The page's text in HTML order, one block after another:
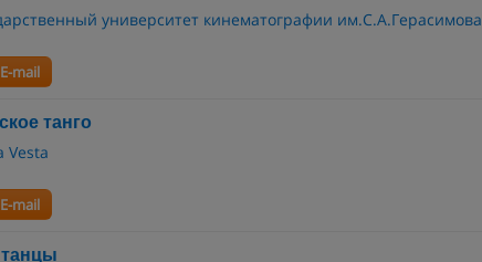
университет кинематографии им.С.А.Герасимова
mail
танго
Vesta
mail